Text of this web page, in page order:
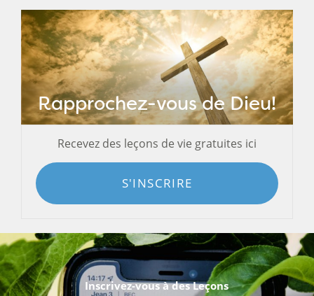
Rapprochez-vous de Dieu!
Recevez des leçons de vie gratuites ici
S'INSCRIRE
Inscrivez-vous à des Leçons